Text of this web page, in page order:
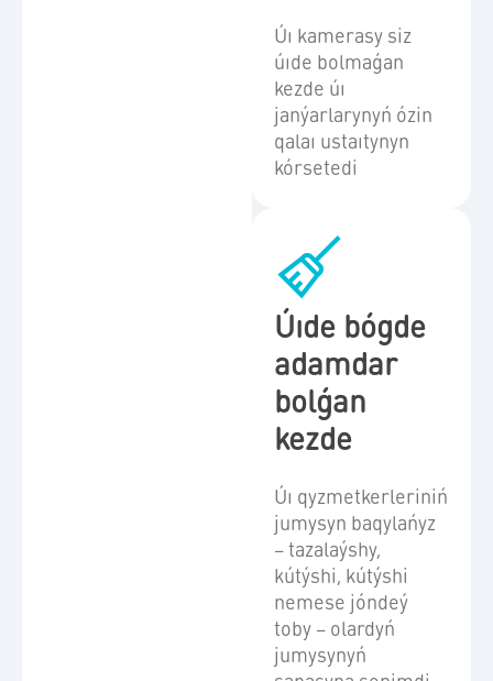
Úı kamerasy siz
úıde bolmaǵan
kezde úı
janýarlarynyń ózin
qalaı ustaıtynyn
kórsetedi
Úıde bógde
adamdar
bolǵan
kezde
Úı qyzmetkerleriniń
jumysyn baqylańyz
– tazalaýshy,
kútýshi, kútýshi
nemese jóndeý
toby – olardyń
jumysynyń